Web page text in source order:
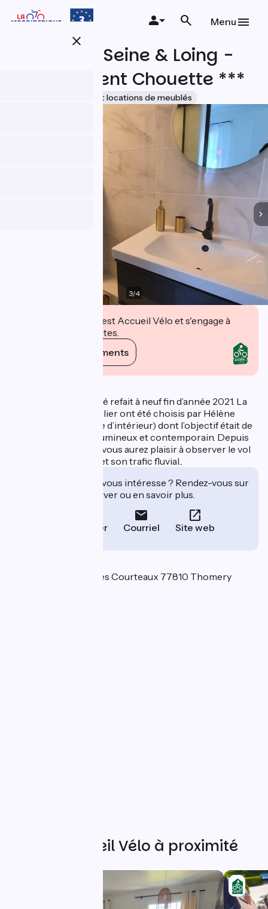
close
Menu
Ambiance Seine & Loing -
Appartement Chouette ***
Gîtes et locations de meublés
3/4
Cet établissement est Accueil Vélo et s'engage à
accueillir des cyclistes.
Voir ses engagements
Cet appartement a été refait à neuf fin d’année 2021. La
décoration et le mobilier ont été choisis par Hélène
Bastiand (décoratrice d’intérieur) dont l’objectif était de
révéler un intérieur lumineux et contemporain. Depuis
vos portes-fenêtres, vous aurez plaisir à observer le vol
des oiseaux, la Seine et son trafic fluvial..
Cet établissement vous intéresse ? Rendez-vous sur
leur site pour réserver ou en savoir plus.
Téléphoner Courriel Site web
36 chemin des Roches Courteaux 77810 Thomery
Autres Accueil Vélo à proximité